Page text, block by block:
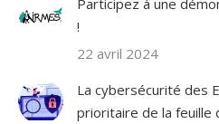
!
22 avril 2024
La cybersécurité des
prioritaire de la feuille